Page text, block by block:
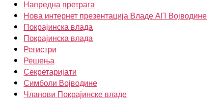
Напредна претрага
Нова интернет презентација Владе АП Војводине
Покрајинска влада
Покрајинска влада
Регистри
Решења
Секретаријати
Симболи Војводине
Чланови Покрајинске владе